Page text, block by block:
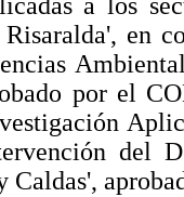
Risaralda', en
por el
del
Caldas',